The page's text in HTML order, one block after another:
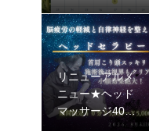
リニューアルメ
ニュー★ヘッド
マッサージ40
分 5800円→50